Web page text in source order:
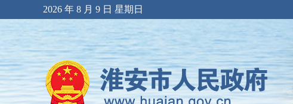
2026 年 8 月 9 日 星期日